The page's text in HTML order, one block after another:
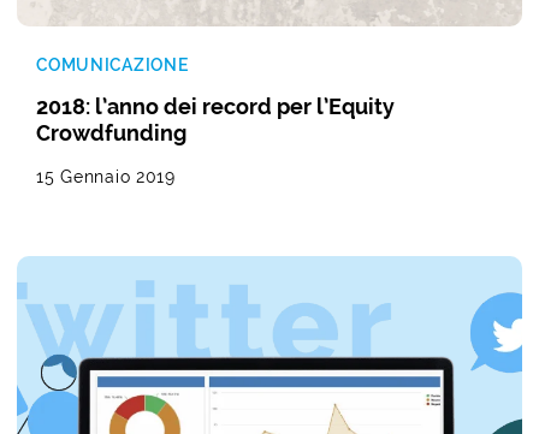
COMUNICAZIONE
2018: l’anno dei record per l’Equity
Crowdfunding
15 Gennaio 2019